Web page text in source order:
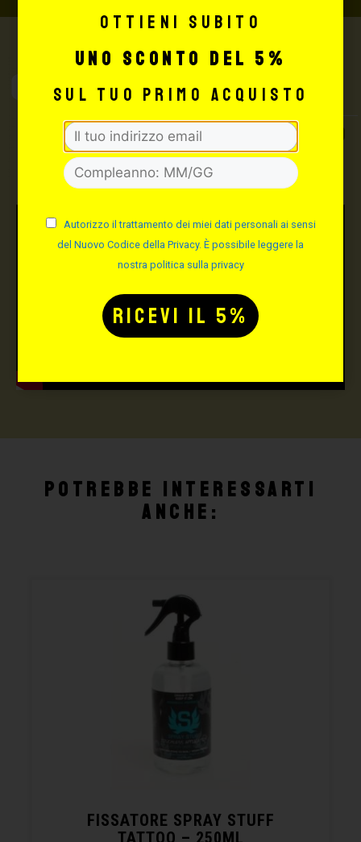
Tattoo Supply
TUTTO PER IL TUO
TATTOO STUDIO
Potrebbe interessarti
anche:
FISSATORE SPRAY STUFF
TATTOO – 250ML
Ottieni subito
uno sconto del 5%
sul tuo primo acquisto
Autorizzo il trattamento dei miei dati personali ai sensi
del Nuovo Codice della Privacy. È possibile leggere la
nostra politica sulla privacy